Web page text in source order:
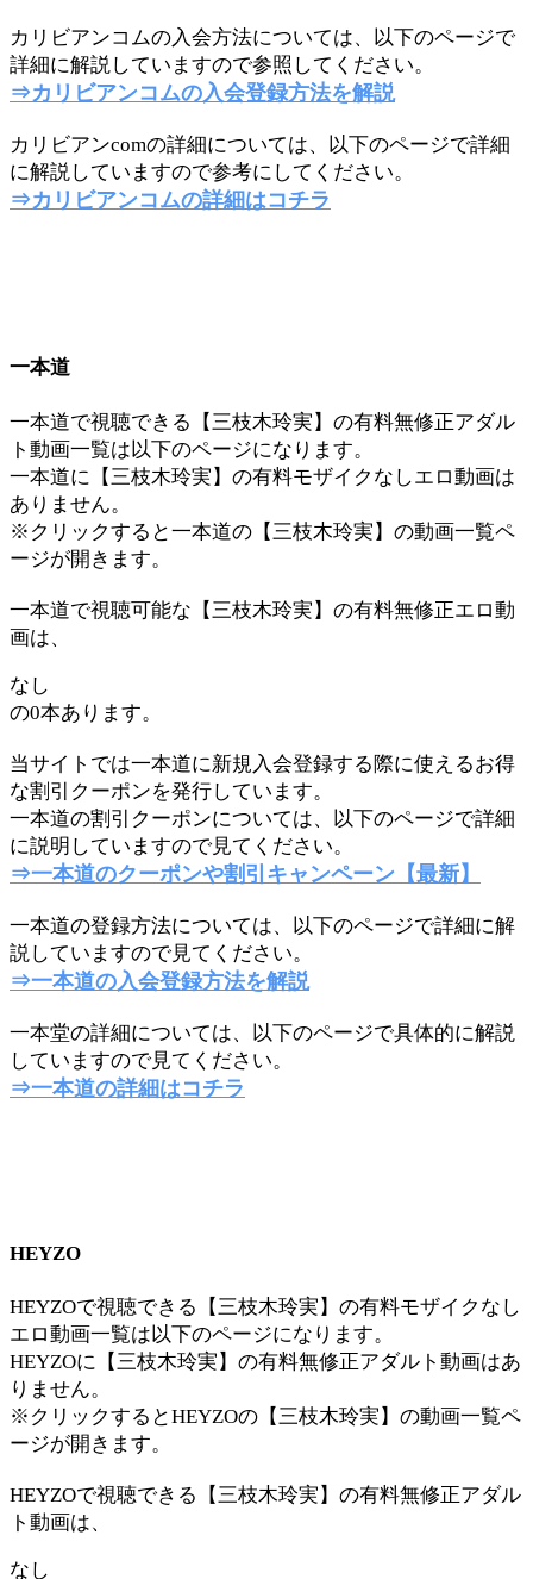
カリビアンコムの入会方法については、以下のページで
詳細に解説していますので参照してください。
⇒カリビアンコムの入会登録方法を解説
カリビアンcomの詳細については、以下のページで詳細
に解説していますので参考にしてください。
⇒カリビアンコムの詳細はコチラ
一本道
一本道で視聴できる【三枝木玲実】の有料無修正アダル
ト動画一覧は以下のページになります。
一本道に【三枝木玲実】の有料モザイクなしエロ動画は
ありません。
※クリックすると一本道の【三枝木玲実】の動画一覧ペ
ージが開きます。
一本道で視聴可能な【三枝木玲実】の有料無修正エロ動
画は、
なし
の0本あります。
当サイトでは一本道に新規入会登録する際に使えるお得
な割引クーポンを発行しています。
一本道の割引クーポンについては、以下のページで詳細
に説明していますので見てください。
⇒一本道のクーポンや割引キャンペーン【最新】
一本道の登録方法については、以下のページで詳細に解
説していますので見てください。
⇒一本道の入会登録方法を解説
一本堂の詳細については、以下のページで具体的に解説
していますので見てください。
⇒一本道の詳細はコチラ
HEYZO
HEYZOで視聴できる【三枝木玲実】の有料モザイクなし
エロ動画一覧は以下のページになります。
HEYZOに【三枝木玲実】の有料無修正アダルト動画はあ
りません。
※クリックするとHEYZOの【三枝木玲実】の動画一覧ペ
ージが開きます。
HEYZOで視聴できる【三枝木玲実】の有料無修正アダル
ト動画は、
なし